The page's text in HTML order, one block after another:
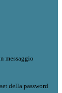
messaggio
della password